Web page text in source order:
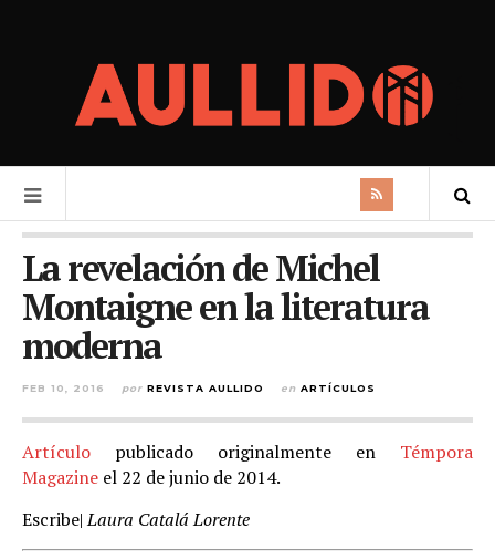
La revelación de Michel
Montaigne en la literatura
moderna
FEB 10, 2016 por REVISTA AULLIDO en ARTÍCULOS
Artículo publicado originalmente en Témpora
Magazine el 22 de junio de 2014.
Escribe|Laura Catalá Lorente